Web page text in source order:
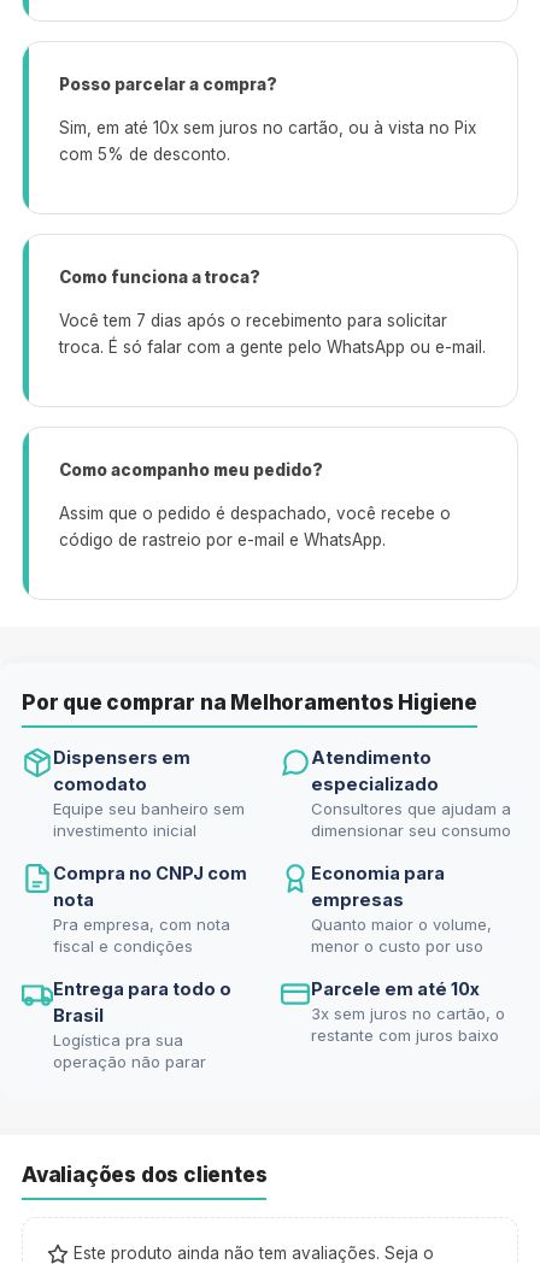
Posso parcelar a compra?
Sim, em até 10x sem juros no cartão, ou à vista no Pix
com 5% de desconto.
Como funciona a troca?
Você tem 7 dias após o recebimento para solicitar
troca. É só falar com a gente pelo WhatsApp ou e-mail.
Como acompanho meu pedido?
Assim que o pedido é despachado, você recebe o
código de rastreio por e-mail e WhatsApp.
Por que comprar na Melhoramentos Higiene
Dispensers em
comodato
Equipe seu banheiro sem
investimento inicial
Atendimento
especializado
Consultores que ajudam a
dimensionar seu consumo
Compra no CNPJ com
nota
Pra empresa, com nota
fiscal e condições
Economia para
empresas
Quanto maior o volume,
menor o custo por uso
Entrega para todo o
Brasil
Logística pra sua
operação não parar
Parcele em até 10x
3x sem juros no cartão, o
restante com juros baixo
Avaliações dos clientes
Este produto ainda não tem avaliações. Seja o